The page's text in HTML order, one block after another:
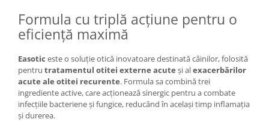
Formula cu triplă acțiune pentru o
eficiență maximă
Easotic este o soluție otică inovatoare destinată câinilor, folosită
pentru tratamentul otitei externe acute și alexacerbărilor
acute ale otitei recurente. Formula sa combină trei
ingrediente active, care acționează sinergic pentru a combate
infecțiile bacteriene și fungice, reducând în același timp inflamația
și durerea.